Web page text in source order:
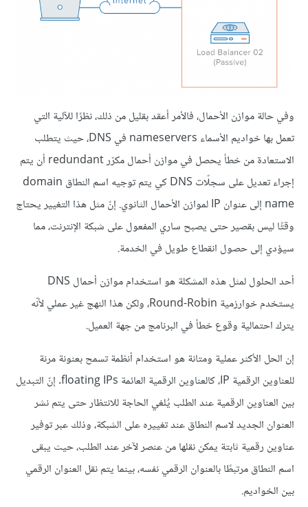
وفي حالة موازن الأحمال، فالأمر أعقد بقليل من ذلك، نظرًا للآلية التي
تعمل بها خواديم الأسماء nameservers في DNS، حيث يتطلب
الاستعادة من خطأ يحصل في موازن أحمال مكرّر redundant أن يتم
إجراء تعديل على سجلّات DNS كي يتم توجيه اسم النطاق domain
name إلى عنوان IP لموازن الأحمال الثانوي. إنّ مثل هذا التغيير يحتاج
وقتًا ليس بقصير حتى يصبح ساري المفعول على شبكة الإنترنت، مما
سيؤدي إلى حصول انقطاع طويل في الخدمة.
أحد الحلول لمثل هذه المشكلة هو استخدام موازن أحمال DNS
يستخدم خوارزمية Round-Robin، ولكن هذا النهج غير عملي لأنّه
يترك احتمالية وقوع خطأ في البرنامج من جهة العميل.
إن الحل الأكثر عملية ومتانة هو استخدام أنظمة تسمح بعنونة مرنة
للعناوين الرقمية IP، كالعناوين الرقمية العائمة floating IPs. إنّ التبديل
بين العناوين الرقمية عند الطلب يُلغي الحاجة للانتظار حتى يتم نشر
العنوان الجديد لاسم النطاق عند تغييره على الشبكة، وذلك عبر توفير
عناوين رقمية ثابتة يمكن نقلها من عنصر لآخر عند الطلب، حيث يبقى
اسم النطاق مرتبطًا بالعنوان الرقمي نفسه، بينما يتم نقل العنوان الرقمي
بين الخواديم.